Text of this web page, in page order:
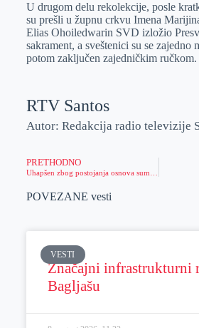
U drugom delu rekolekcije, posle
su prešli u župnu crkvu Imena
Elias Ohoiledwarin SVD izložio
sakrament, a sveštenici su se zajedno
potom zaključen zajedničkim ručkom.
RTV Santos
Autor: Redakcija radio televizije
PRETHODNO
POVEZANE vesti
VESTI
Značajni infrastrukturni
Bagljašu